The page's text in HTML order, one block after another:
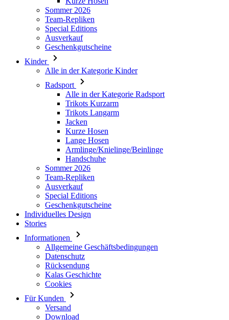
Geschenkgutscheine
Kinder
Alle in der Kategorie Kinder
Radsport
Alle in der Kategorie Radsport
Trikots Langarm
Jacken
Kurze Hosen
Lange Hosen
Armlinge/Knielinge/Beinlinge
Handschuhe
Sommer 2026
Team-Repliken
Ausverkauf
Special Editions
Geschenkgutscheine
Individuelles Design
Stories
Informationen
Allgemeine Geschäftsbedingungen
Datenschutz
Rücksendung
Kalas Geschichte
Cookies
Für Kunden
Versand
Download
Haufig gestellte Fragen
Grössentabelle
Kontakt
Anmelden